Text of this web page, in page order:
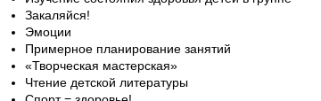
Закаляйся!
Эмоции
Примерное планирование занятий
«Творческая мастерская»
Чтение детской литературы